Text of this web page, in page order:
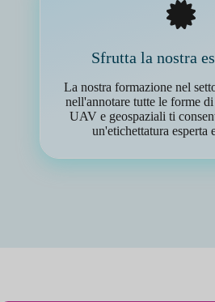
Sfrutta la nostra
La nostra formazione nel
nell'annotare tutte le forme
UAV e geospaziali ti
un'etichettatura esperta